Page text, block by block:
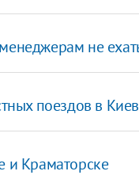
не
поездов в Киев
и Краматорске